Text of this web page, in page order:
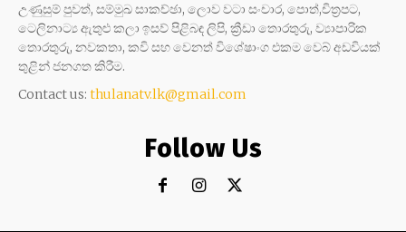
උණුසුම් පුවත්, සම්මුඛ සාකච්ඡා, ලොව වටා සංචාර, පොත්,චිත්‍රපට,
ටෙලිනාට්‍ය ඇතුළු කලා ඉසව් පිළිබඳ ලිපි, ක්‍රීඩා තොරතුරු, ව්‍යාපාරික
තොරතුරු, නවකතා, කවි සහ වෙනත් විශේෂාංග එකම වෙබ් අඩවියක්
තුළින් ජනගත කිරීම.
Contact us: thulanatv.lk@gmail.com
Follow Us